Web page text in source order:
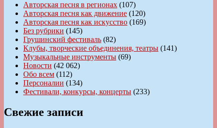
Авторская песня в регионах (107)
Авторская песня как движение (120)
Авторская песня как искусство (169)
Без рубрики (145)
Грушинский фестиваль (82)
Клубы, творческие объединения, театры (141)
Музыкальные инструменты (69)
Новости (42 062)
Обо всем (112)
Персоналии (134)
Фестивали, конкурсы, концерты (233)
Свежие записи